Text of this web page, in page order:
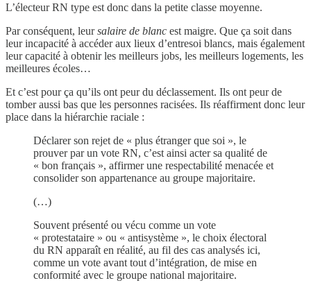
L’électeur RN type est donc dans la petite classe moyenne.
Par conséquent, leursalaire de blanc est maigre. Que ça soit dans
leur incapacité à accéder aux lieux d’entresoi blancs, mais également
leur capacité à obtenir les meilleurs jobs, les meilleurs logements, les
meilleures écoles…
Et c’est pour ça qu’ils ont peur du déclassement. Ils ont peur de
tomber aussi bas que les personnes racisées. Ils réaffirment donc leur
place dans la hiérarchie raciale :
Déclarer son rejet de « plus étranger que soi », le
prouver par un vote RN, c’est ainsi acter sa qualité de
« bon français », affirmer une respectabilité menacée et
consolider son appartenance au groupe majoritaire.
(…)
Souvent présenté ou vécu comme un vote
« protestataire » ou « antisystème », le choix électoral
du RN apparaît en réalité, au fil des cas analysés ici,
comme un vote avant tout d’intégration, de mise en
conformité avec le groupe national majoritaire.